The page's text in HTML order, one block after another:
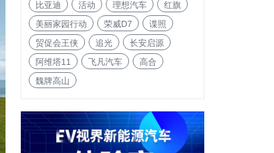
比亚迪
活动 理想汽车
红旗
美丽家园行动
荣威D7
谍照
贸促会王侠
追光
长安启源
阿维塔11
飞凡汽车
高合
魏牌高山